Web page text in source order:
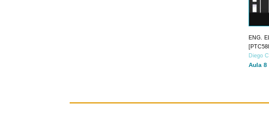
ENG.
Diego
Aula 8